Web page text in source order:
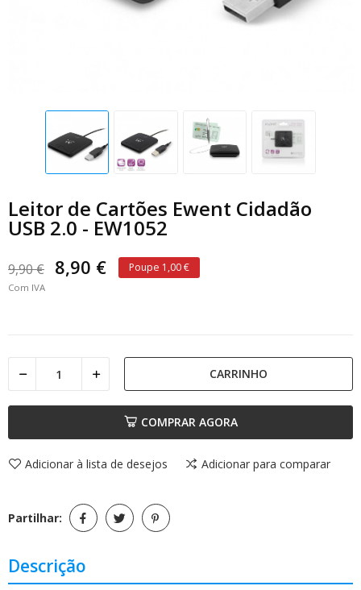
Leitor de Cartões Ewent Cidadão
USB 2.0 - EW1052
9,90 € 8,90 € Poupe 1,00 €
Com IVA
CARRINHO
COMPRAR AGORA
Adicionar à lista de desejos Adicionar para comparar
Partilhar:
Descrição